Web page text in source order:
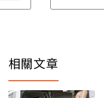
相關文章